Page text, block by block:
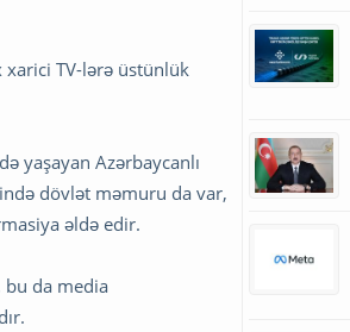
xarici TV-lərə üstünlük
yaşayan Azərbaycanlı
dövlət məmuru da var,
əldə edir.
bu da media